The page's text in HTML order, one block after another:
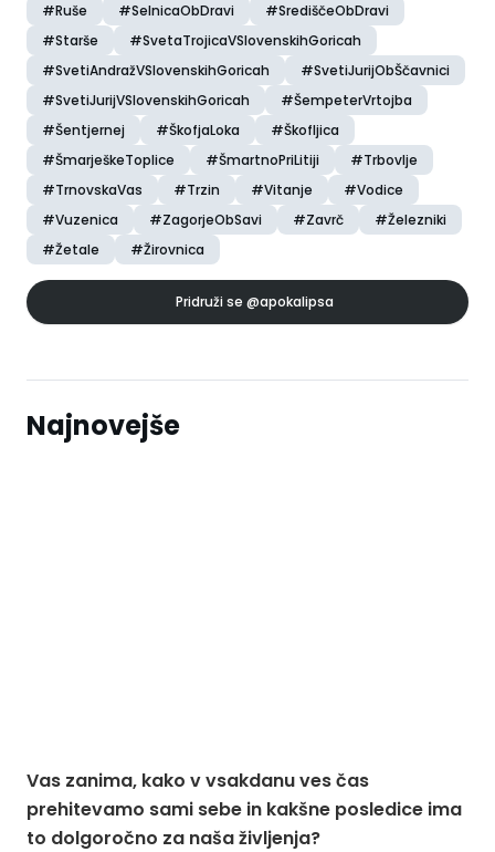
#Ruše #SelnicaObDravi
#SrediščeObDravi
#Starše
#SvetaTrojicaVSlovenskihGoricah
#SvetiAndražVSlovenskihGoricah
#SvetiJurijObŠčavnici
#SvetiJurijVSlovenskihGoricah
#ŠempeterVrtojba
#Šentjernej
#ŠkofjaLoka
#Škofljica
#ŠmarješkeToplice
#ŠmartnoPriLitiji
#Trbovlje
#TrnovskaVas
#Trzin #Vitanje
#Vodice
#Vuzenica
#ZagorjeObSavi #Zavrč
#Železniki
#Žetale
#Žirovnica
Pridruži se @apokalipsa
Najnovejše
Vas zanima, kako v vsakdanu ves čas
prehitevamo sami sebe in kakšne posledice ima
to dolgoročno za naša življenja?